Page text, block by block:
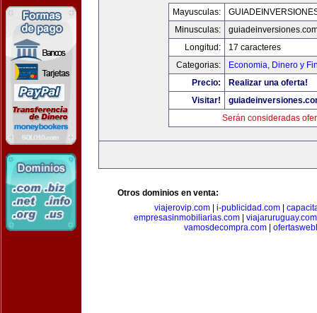
Mayusculas:
Minusculas:
Longitud:
17 caracteres
Categorias:
Economia, Dinero y
Precio:
Realizar una oferta!
Visitar!
Serán consideradas
Otros dominios en venta:
viajerovip.com
i-publicidad.com
empresasinmobiliarias.com
viajaruruguay.com
vamosdecompra.com